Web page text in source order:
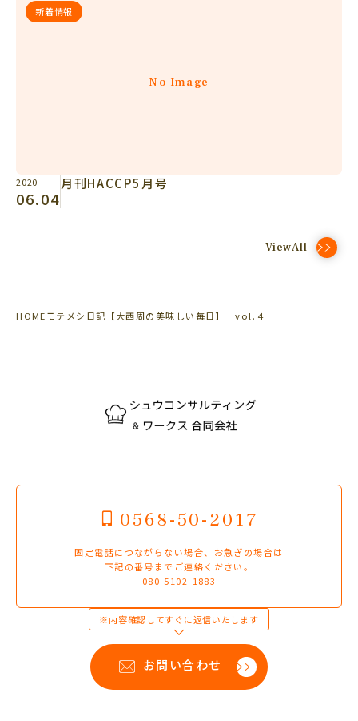
No Image
新着情報
2020
06.04
月刊HACCP5月号
ViewAll
HOMEモテメシ日記 【大西周の美味しい毎日】 vol.４
0568-50-2017
固定電話につながらない場合、お急ぎの場合は
下記の番号までご連絡ください。
080-5102-1883
※内容確認してすぐに返信いたします
お問い合わせ